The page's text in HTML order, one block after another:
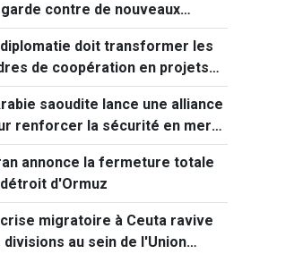
contre de nouveaux
majeurs après celui de
doit transformer les
de coopération en projets
saoudite lance une alliance
renforcer la sécurité en mer
annonce la fermeture totale
d'Ormuz
migratoire à Ceuta ravive
divisions au sein de l'Union